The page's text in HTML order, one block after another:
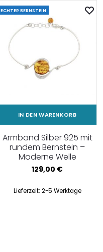
ECHTER BERNSTEIN
IN DEN WARENKORB
Armband Silber 925 mit
rundem Bernstein –
Moderne Welle
129,00 €
Lieferzeit: 2-5 Werktage